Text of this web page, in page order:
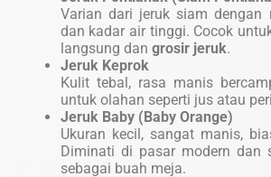
Varian dari jeruk siam dengan
dan kadar air tinggi. Cocok
langsung dan grosir jeruk.
Jeruk Keprok
Kulit tebal, rasa manis
untuk olahan seperti jus atau
Jeruk Baby (Baby Orange)
Ukuran kecil, sangat manis,
Diminati di pasar modern dan
sebagai buah meja.